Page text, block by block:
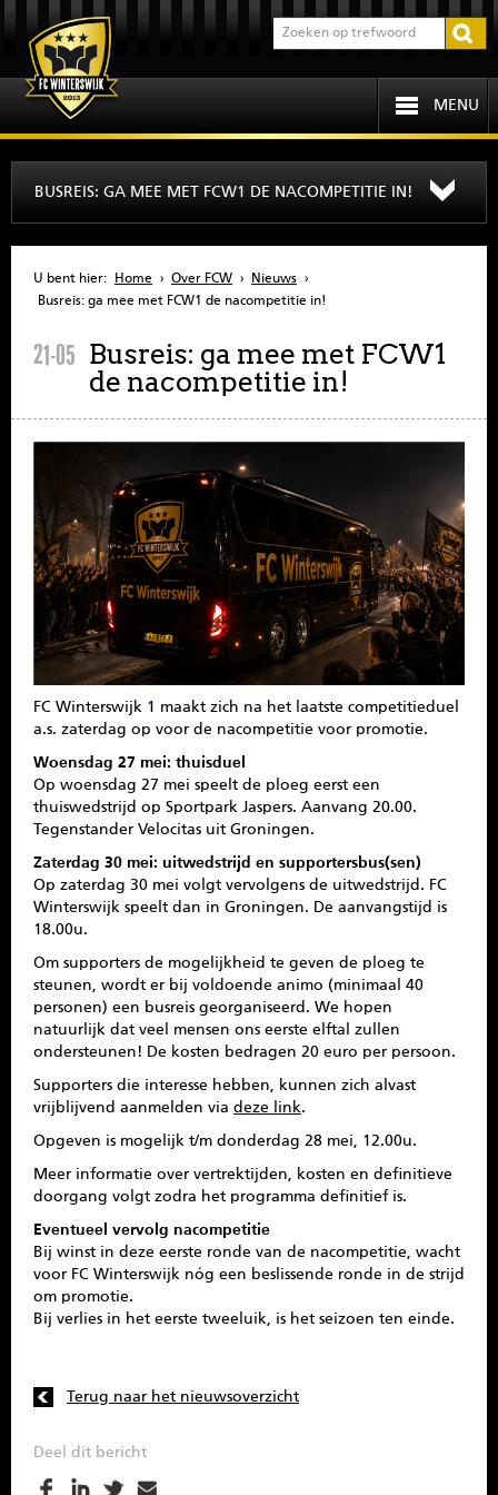
MENU
OVER FCW
INFORMATIE
SPONSOREN
CONTACT
MENU
BUSREIS: GA MEE MET FCW1 DE NACOMPETITIE IN!
U bent hier: Home › Over FCW › Nieuws ›
Busreis: ga mee met FCW1 de nacompetitie in!
21-05 Busreis: ga mee met FCW1
de nacompetitie in!
FC Winterswijk 1 maakt zich na het laatste competitieduel
a.s. zaterdag op voor de nacompetitie voor promotie.
Woensdag 27 mei: thuisduel
Op woensdag 27 mei speelt de ploeg eerst een
thuiswedstrijd op Sportpark Jaspers. Aanvang 20.00.
Tegenstander Velocitas uit Groningen.
Zaterdag 30 mei: uitwedstrijd en supportersbus(sen)
Op zaterdag 30 mei volgt vervolgens de uitwedstrijd. FC
Winterswijk speelt dan in Groningen. De aanvangstijd is
18.00u.
Om supporters de mogelijkheid te geven de ploeg te
steunen, wordt er bij voldoende animo (minimaal 40
personen) een busreis georganiseerd. We hopen
natuurlijk dat veel mensen ons eerste elftal zullen
ondersteunen! De kosten bedragen 20 euro per persoon.
Supporters die interesse hebben, kunnen zich alvast
vrijblijvend aanmelden via deze link.
Opgeven is mogelijk t/m donderdag 28 mei, 12.00u.
Meer informatie over vertrektijden, kosten en definitieve
doorgang volgt zodra het programma definitief is.
Eventueel vervolg nacompetitie
Bij winst in deze eerste ronde van de nacompetitie, wacht
voor FC Winterswijk nóg een beslissende ronde in de strijd
om promotie.
Bij verlies in het eerste tweeluik, is het seizoen ten einde.
Terug naar het nieuwsoverzicht
Deel dit bericht